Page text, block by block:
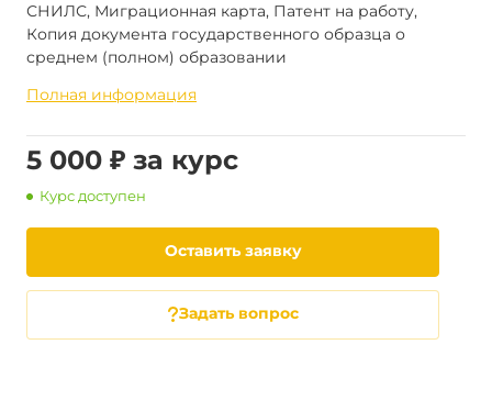
СНИЛС, Миграционная карта, Патент на работу,
Копия документа государственного образца о
среднем (полном) образовании
Полная информация
5 000 ₽ за курс
Курс доступен
Оставить заявку
Задать вопрос